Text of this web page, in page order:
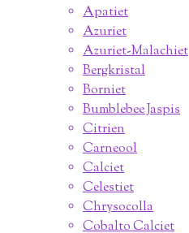
Apatiet
Azuriet
Azuriet-Malachiet
Bergkristal
Borniet
Bumblebee Jaspis
Citrien
Carneool
Calciet
Celestiet
Chrysocolla
Cobalto Calciet